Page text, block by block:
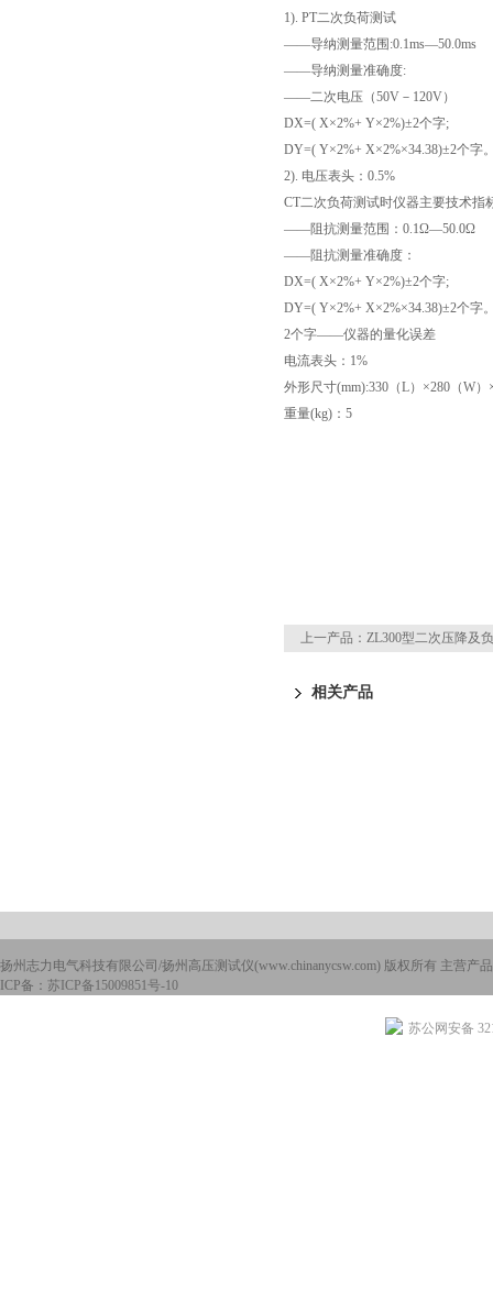
1). PT二次负荷测试
——导纳测量范围:0.1ms—50.0ms
——导纳测量准确度:
——二次电压（50V－120V）
DX=( X×2%+ Y×2%)±2个字;
DY=( Y×2%+ X×2%×34.38)±2个字
2). 电压表头：0.5%
CT二次负荷测试时仪器主要技术指
——阻抗测量范围：0.1Ω—50.0Ω
——阻抗测量准确度：
DX=( X×2%+ Y×2%)±2个字;
DY=( Y×2%+ X×2%×34.38)±2个字
2个字——仪器的量化误差
电流表头：1%
外形尺寸(mm):330（L）×280（W）
重量(kg)：5
上一产品： ZL300型二次压降及
相关产品
扬州志力电气科技有限公司/扬州高压测试仪(www.chinanycsw.com) 版权所有 主营产
ICP备： 苏ICP备15009851号-10
苏公网安备